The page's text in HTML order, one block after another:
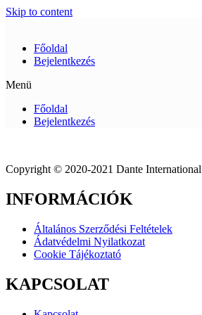
Skip to content
Főoldal
Bejelentkezés
Menü
Főoldal
Bejelentkezés
Copyright © 2020-2021 Dante
INFORMÁCIÓK
Általános Szerződési Feltételek
Ádatvédelmi Nyilatkozat
Cookie Tájékoztató
KAPCSOLAT